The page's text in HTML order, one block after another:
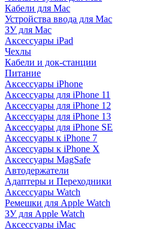
Кабели для Mac
Устройства ввода для Mac
ЗУ для Mac
Аксессуары iPad
Чехлы
Кабели и док-станции
Питание
Аксессуары iPhone
Аксессуары для iPhone 11
Аксессуары для iPhone 12
Аксессуары для iPhone 13
Аксессуары для iPhone SE
Аксессуары к iPhone 7
Аксессуары к iPhone X
Аксессуары MagSafe
Автодержатели
Адаптеры и Переходники
Аксессуары Watch
Ремешки для Apple Watch
ЗУ для Apple Watch
Аксессуары iMac